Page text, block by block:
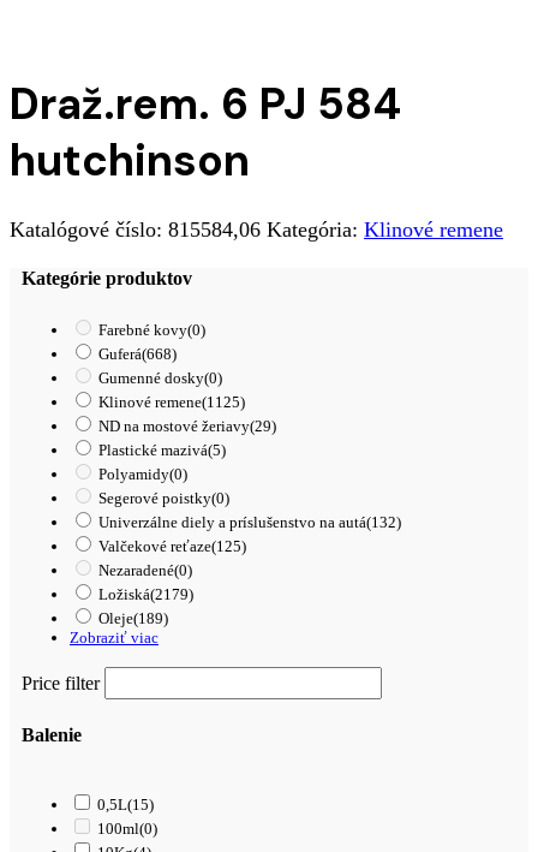
Draž.rem. 6 PJ 584
hutchinson
Katalógové číslo: 815584,06 Kategória: Klinové remene
Kategórie produktov
Farebné kovy(0)
Guferá(668)
Gumenné dosky(0)
Klinové remene(1125)
ND na mostové žeriavy(29)
Plastické mazivá(5)
Polyamidy(0)
Segerové poistky(0)
Univerzálne diely a príslušenstvo na autá(132)
Valčekové reťaze(125)
Nezaradené(0)
Ložiská(2179)
Oleje(189)
Zobraziť viac
Price filter
Balenie
0,5L(15)
100ml(0)